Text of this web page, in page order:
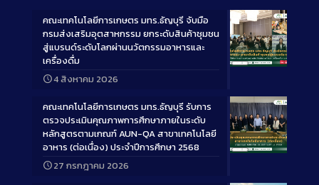
Long
คณะเทคโนโลยีการเกษตร มทร.ธัญบุรี จับมือ
กรมส่งเสริมอุตสาหกรรม ยกระดับสินค้าชุมชน
สู่แบรนด์ระดับโลกผ่านนวัตกรรมอาหารและ
เครื่องดื่ม
4 สิงหาคม 2026
Long
คณะเทคโนโลยีการเกษตร มทร.ธัญบุรี รับการ
ตรวจประเมินคุณภาพการศึกษาภายในระดับ
หลักสูตรตามเกณฑ์ AUN-QA สาขาเทคโนโลยี
อาหาร (ต่อเนื่อง) ประจำปีการศึกษา 2568
27 กรกฎาคม 2026